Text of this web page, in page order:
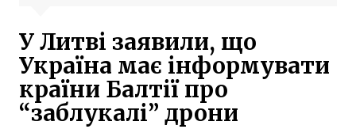
У Литві заявили, що
Україна має інформувати
країни Балтії про
“заблукалі” дрони